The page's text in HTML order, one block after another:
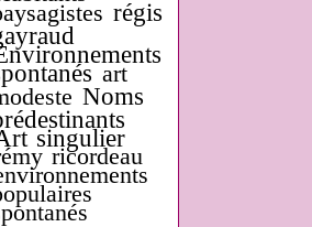
régis
art
Noms
singulier
ricordeau